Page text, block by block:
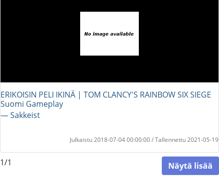
ERIKOISIN PELI IKINÄ | TOM CLANCY'S RAINBOW SIX SIEGE
Suomi Gameplay
― Sakkeist
Julkaistu 2018-07-04 00:00:00 / Tallennettu 2021-05-19
1/1 Näytä lisää